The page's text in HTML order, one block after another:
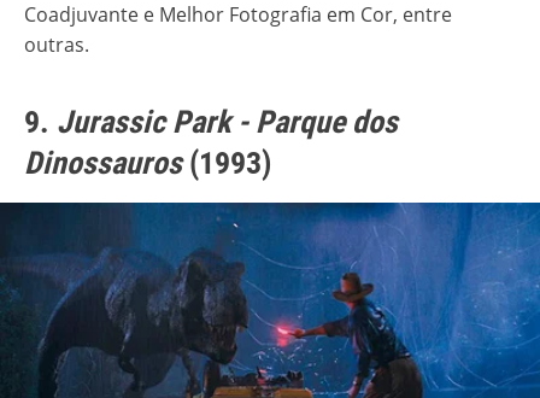
Coadjuvante e Melhor Fotografia em Cor, entre
outras.
9. Jurassic Park - Parque dos
Dinossauros(1993)